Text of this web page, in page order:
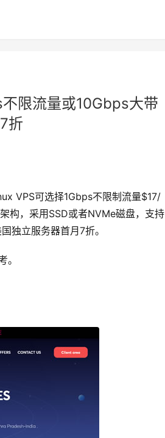
限流量或10Gbps大带
折
VPS可选择1Gbps不限制流量$17/
构，采用SSD或者NVMe磁盘，支持
独立服务器首月7折。